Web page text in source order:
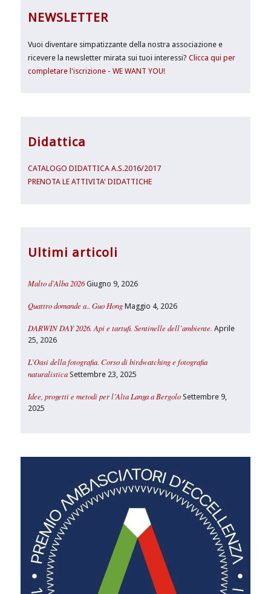
NEWSLETTER
Vuoi diventare simpatizzante della nostra associazione e
ricevere la newsletter mirata sui tuoi interessi?Clicca qui per
completare l'iscrizione - WE WANT YOU!
Didattica
CATALOGO DIDATTICA A.S.2016/2017
PRENOTA LE ATTIVITA' DIDATTICHE
Ultimi articoli
Malto d’Alba 2026 Giugno 9, 2026
Quattro domande a.. Guo Hong Maggio 4, 2026
DARWIN DAY 2026. Api e tartufi. Sentinelle dell’ambiente. Aprile
25, 2026
L’Oasi della fotografia. Corso di birdwatching e fotografia
naturalistica Settembre 23, 2025
Idee, progetti e metodi per l’Alta Langa a Bergolo Settembre 9,
2025